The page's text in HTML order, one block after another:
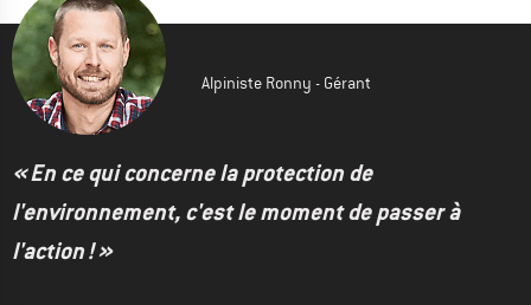
Alpiniste Ronny - Gérant
« En ce qui concerne la protection de
l'environnement, c'est le moment de passer à
l'action ! »